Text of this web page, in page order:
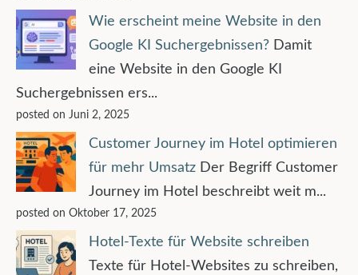
Wie erscheint meine Website in den
Google KI Suchergebnissen? Damit
eine Website in den Google KI
Suchergebnissen ers...
posted on Juni 2, 2025
Customer Journey im Hotel optimieren
für mehr Umsatz Der Begriff Customer
Journey im Hotel beschreibt weit m...
posted on Oktober 17, 2025
Hotel-Texte für Website schreiben
Texte für Hotel-Websites zu schreiben,